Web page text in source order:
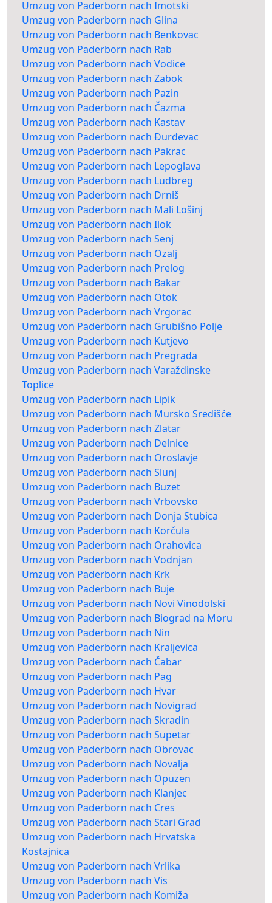
Umzug von Paderborn nach Imotski
Umzug von Paderborn nach Glina
Umzug von Paderborn nach Benkovac
Umzug von Paderborn nach Rab
Umzug von Paderborn nach Vodice
Umzug von Paderborn nach Zabok
Umzug von Paderborn nach Pazin
Umzug von Paderborn nach Čazma
Umzug von Paderborn nach Kastav
Umzug von Paderborn nach Đurđevac
Umzug von Paderborn nach Pakrac
Umzug von Paderborn nach Lepoglava
Umzug von Paderborn nach Ludbreg
Umzug von Paderborn nach Drniš
Umzug von Paderborn nach Mali Lošinj
Umzug von Paderborn nach Ilok
Umzug von Paderborn nach Senj
Umzug von Paderborn nach Ozalj
Umzug von Paderborn nach Prelog
Umzug von Paderborn nach Bakar
Umzug von Paderborn nach Otok
Umzug von Paderborn nach Vrgorac
Umzug von Paderborn nach Grubišno Polje
Umzug von Paderborn nach Kutjevo
Umzug von Paderborn nach Pregrada
Umzug von Paderborn nach Varaždinske
Toplice
Umzug von Paderborn nach Lipik
Umzug von Paderborn nach Mursko Središće
Umzug von Paderborn nach Zlatar
Umzug von Paderborn nach Delnice
Umzug von Paderborn nach Oroslavje
Umzug von Paderborn nach Slunj
Umzug von Paderborn nach Buzet
Umzug von Paderborn nach Vrbovsko
Umzug von Paderborn nach Donja Stubica
Umzug von Paderborn nach Korčula
Umzug von Paderborn nach Orahovica
Umzug von Paderborn nach Vodnjan
Umzug von Paderborn nach Krk
Umzug von Paderborn nach Buje
Umzug von Paderborn nach Novi Vinodolski
Umzug von Paderborn nach Biograd na Moru
Umzug von Paderborn nach Nin
Umzug von Paderborn nach Kraljevica
Umzug von Paderborn nach Čabar
Umzug von Paderborn nach Pag
Umzug von Paderborn nach Hvar
Umzug von Paderborn nach Novigrad
Umzug von Paderborn nach Skradin
Umzug von Paderborn nach Supetar
Umzug von Paderborn nach Obrovac
Umzug von Paderborn nach Novalja
Umzug von Paderborn nach Opuzen
Umzug von Paderborn nach Klanjec
Umzug von Paderborn nach Cres
Umzug von Paderborn nach Stari Grad
Umzug von Paderborn nach Hrvatska
Kostajnica
Umzug von Paderborn nach Vrlika
Umzug von Paderborn nach Vis
Umzug von Paderborn nach Komiža